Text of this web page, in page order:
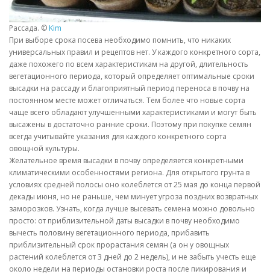
Рассада. © Kim
При выборе срока посева необходимо помнить, что никаких
универсальных правил и рецептов нет. У каждого конкретного сорта,
даже похожего по всем характеристикам на другой, длительность
вегетационного периода, который определяет оптимальные сроки
высадки на рассаду и благоприятный период переноса в почву на
постоянном месте может отличаться. Тем более что новые сорта
чаще всего обладают улучшенными характеристиками и могут быть
высажены в достаточно ранние сроки. Поэтому при покупке семян
всегда учитывайте указания для каждого конкретного сорта
овощной культуры.
Желательное время высадки в почву определяется конкретными
климатическими особенностями региона. Для открытого грунта в
условиях средней полосы оно колеблется от 25 мая до конца первой
декады июня, но не раньше, чем минует угроза поздних возвратных
заморозков. Узнать, когда лучше высевать семена можно довольно
просто: от приблизительной даты высадки в почву необходимо
вычесть половину вегетационного периода, прибавить
приблизительный срок прорастания семян (а он у овощных
растений колеблется от 3 дней до 2 недель), и не забыть учесть еще
около недели на периоды остановки роста после пикирования и